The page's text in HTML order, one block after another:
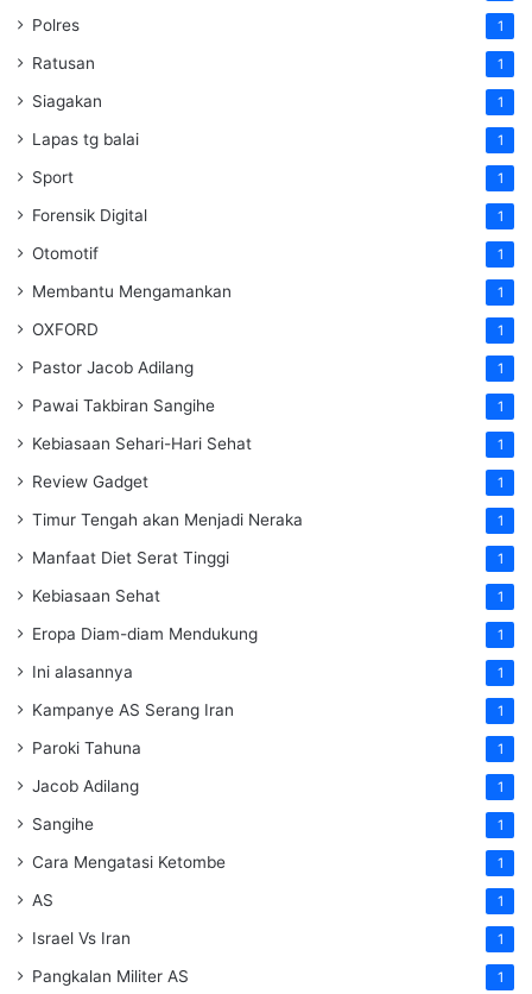
Polres 1
Ratusan 1
Siagakan 1
Lapas tg balai 1
Sport 1
Forensik Digital 1
Otomotif 1
Membantu Mengamankan 1
OXFORD 1
Pastor Jacob Adilang 1
Pawai Takbiran Sangihe 1
Kebiasaan Sehari-Hari Sehat 1
Review Gadget 1
Timur Tengah akan Menjadi Neraka 1
Manfaat Diet Serat Tinggi 1
Kebiasaan Sehat 1
Eropa Diam-diam Mendukung 1
Ini alasannya 1
Kampanye AS Serang Iran 1
Paroki Tahuna 1
Jacob Adilang 1
Sangihe 1
Cara Mengatasi Ketombe 1
AS 1
Israel Vs Iran 1
Pangkalan Militer AS 1